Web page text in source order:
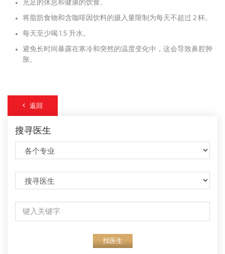
充足的休息和健康的饮食。
将脂肪食物和含咖啡因饮料的摄入量限制为每天不超过 2 杯。
每天至少喝 1.5 升水。
避免长时间暴露在寒冷和突然的温度变化中，这会导致鼻腔肿
胀。
返回
搜寻医生
找医生